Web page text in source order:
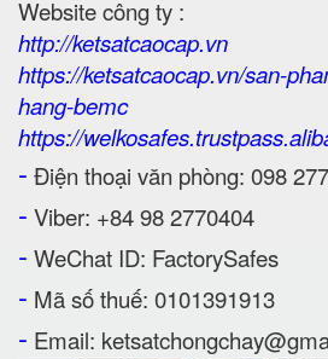
Website công ty :
http://ketsatcaocap.vn
https://ketsatcaocap.vn/san-
hang-bemc
https://
- Điện thoại văn phòng: 098
- Viber: +84 98 2770404
- WeChat ID: FactorySafes
- Mã số thuế: 0101391913
- Email: